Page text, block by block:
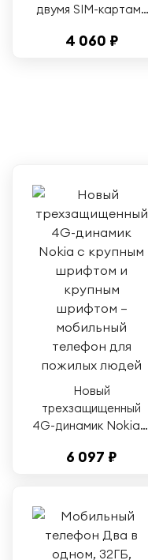
двумя SIM-картами
4 060 ₽
Новый
трехзащищенный
4G-динамик Nokia с
крупным шрифтом —
6 097 ₽